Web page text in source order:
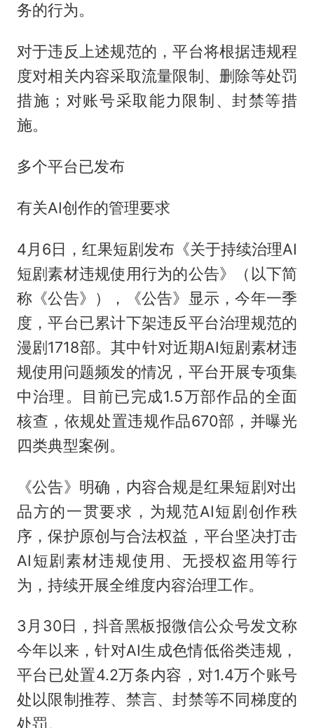
务的行为。
对于违反上述规范的，平台将根据违规程
度对相关内容采取流量限制、删除等处罚
措施；对账号采取能力限制、封禁等措
施。
多个平台已发布
有关AI创作的管理要求
4月6日，红果短剧发布《关于持续治理AI
短剧素材违规使用行为的公告》（以下简
称《公告》），《公告》显示，今年一季
度，平台已累计下架违反平台治理规范的
漫剧1718部。其中针对近期AI短剧素材违
规使用问题频发的情况，平台开展专项集
中治理。目前已完成1.5万部作品的全面
核查，依规处置违规作品670部，并曝光
四类典型案例。
《公告》明确，内容合规是红果短剧对出
品方的一贯要求，为规范AI短剧创作秩
序，保护原创与合法权益，平台坚决打击
AI短剧素材违规使用、无授权盗用等行
为，持续开展全维度内容治理工作。
3月30日，抖音黑板报微信公众号发文称
今年以来，针对AI生成色情低俗类违规，
平台已处置4.2万条内容，对1.4万个账号
处以限制推荐、禁言、封禁等不同梯度的
处罚。